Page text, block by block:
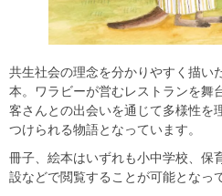
共生社会の理念を分かりやすく描い
本。ワラビーが営むレストランを舞
客さんとの出会いを通じて多様性を
つけられる物語となっています。
冊子、絵本はいずれも小中学校、保
設などで閲覧することが可能となっ